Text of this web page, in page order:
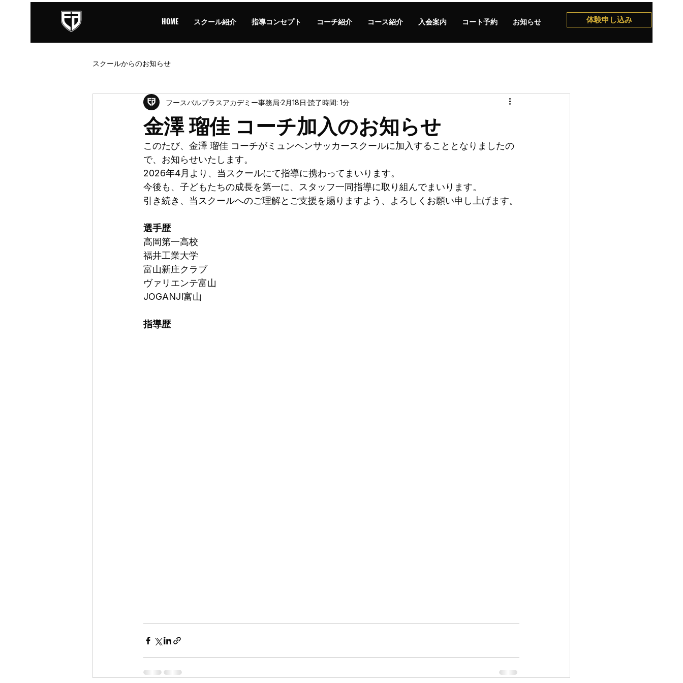
HOME スクール紹介 指導コンセプト コーチ紹介 コース紹介 入会案内 コート予約 お知らせ 体験申し込み
スクールからのお知らせ
金澤 瑠佳 コーチ加入のお知らせ
フースバルプラスアカデミー事務局 2月18日 読了時間: 1分
このたび、金澤 瑠佳 コーチがミュンヘンサッカースクールに加入することとなりましたの
で、お知らせいたします。
2026年4月より、当スクールにて指導に携わってまいります。
今後も、子どもたちの成長を第一に、スタッフ一同指導に取り組んでまいります。
引き続き、当スクールへのご理解とご支援を賜りますよう、よろしくお願い申し上げます。
選手歴
高岡第一高校
福井工業大学
富山新庄クラブ
ヴァリエンテ富山
JOGANJI富山
指導歴